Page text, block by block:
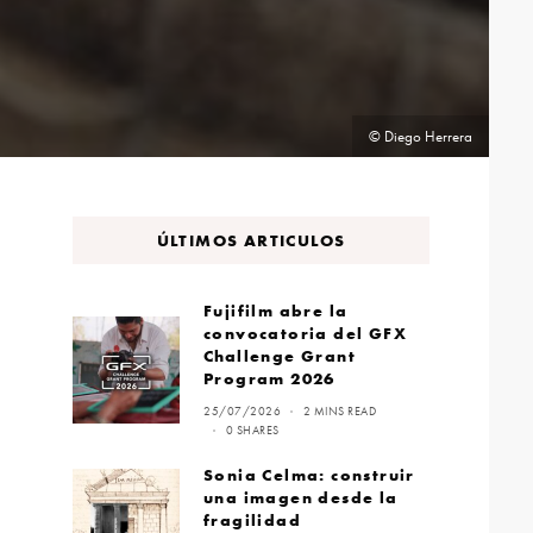
© Diego Herrera
ÚLTIMOS ARTICULOS
Fujifilm abre la
convocatoria del GFX
Challenge Grant
Program 2026
25/07/2026
2 MINS READ
0 SHARES
Sonia Celma: construir
una imagen desde la
fragilidad